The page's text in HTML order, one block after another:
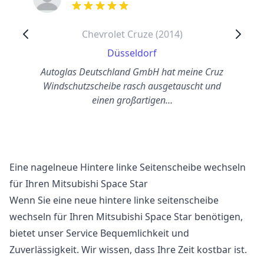
out of 5 stars
Chevrolet Cruze (2014)
Düsseldorf
Autoglas Deutschland GmbH hat meine Cruz
Windschutzscheibe rasch ausgetauscht und
einen großartigen…
Eine nagelneue Hintere linke Seitenscheibe wechseln
für Ihren Mitsubishi Space Star
Wenn Sie eine neue hintere linke seitenscheibe
wechseln für Ihren Mitsubishi Space Star benötigen,
bietet unser Service Bequemlichkeit und
Zuverlässigkeit. Wir wissen, dass Ihre Zeit kostbar ist.